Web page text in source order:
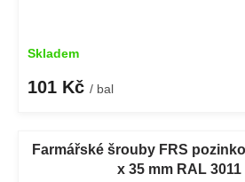
Skladem
101 Kč / bal
Farmářské šrouby FRS
x 35 mm RAL 3011